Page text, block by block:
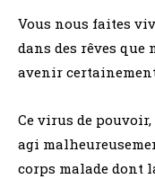
Vous nous faites
dans des rêves
avenir
Ce virus de
agi
corps malade dont